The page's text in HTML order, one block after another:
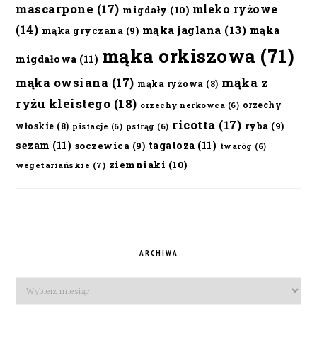
mascarpone (17) migdały (10) mleko ryżowe
(14) mąka gryczana (9) mąka jaglana (13) mąka
migdałowa (11) mąka orkiszowa (71)
mąka owsiana (17) mąka ryżowa (8) mąka z
ryżu kleistego (18) orzechy nerkowca (6) orzechy
włoskie (8) pistacje (6) pstrąg (6) ricotta (17) ryba (9)
sezam (11) soczewica (9) tagatoza (11) twaróg (6)
wegetariańskie (7) ziemniaki (10)
ARCHIWA
Archiwa